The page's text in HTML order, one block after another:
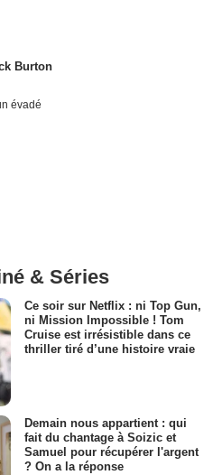
Burton
évadé
& Séries
Ce soir sur Netflix : ni Top Gun,
ni Mission Impossible ! Tom
Cruise est irrésistible dans ce
thriller tiré d’une histoire vraie
Demain nous appartient : qui
fait du chantage à Soizic et
Samuel pour récupérer l'argent
? On a la réponse